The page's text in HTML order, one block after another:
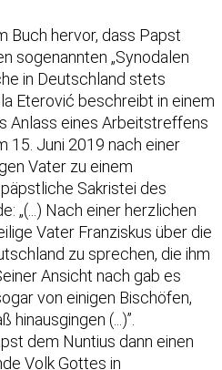
Buch hervor, dass Papst
sogenannten „Synodalen
in Deutschland stets
Eterović beschreibt in einem
Anlass eines Arbeitstreffens
15. Juni 2019 nach einer
Vater zu einem
Sakristei des
„(...) Nach einer herzlichen
Vater Franziskus über die
zu sprechen, die ihm
Ansicht nach gab es
von einigen Bischöfen,
(...)”.
dem Nuntius dann einen
Volk Gottes in